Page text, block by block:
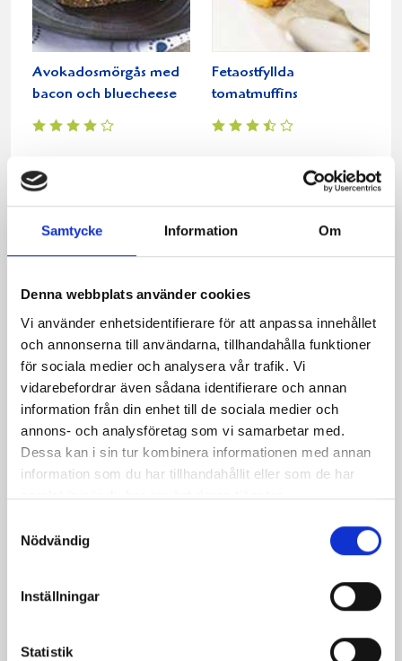
Samtycke Information Om
Denna webbplats använder cookies
Vi använder enhetsidentifierare för att anpassa innehållet
och annonserna till användarna, tillhandahålla funktioner
för sociala medier och analysera vår trafik. Vi
vidarebefordrar även sådana identifierare och annan
information från din enhet till de sociala medier och
annons- och analysföretag som vi samarbetar med.
Dessa kan i sin tur kombinera informationen med annan
information som du har tillhandahållit eller som de har
samlat in när du har använt deras tjänster.
Nödvändig
Inställningar
Statistik
Avokadosmörgås med
bacon och bluecheese
Fetaostfyllda
tomatmuffins
Sommarsallad med
kräftröra
Fullkornspasta med
tomatsås och köttbullar
Snabb fiskgratäng